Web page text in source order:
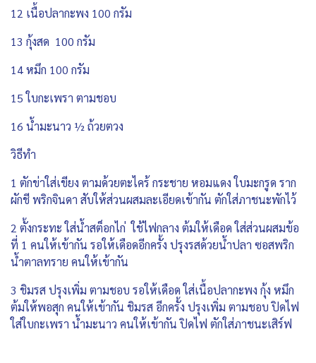
12 เนื้อปลากะพง 100 กรัม
13 กุ้งสด 100 กรัม
14 หมึก 100 กรัม
15 ใบกะเพรา ตามชอบ
16 น้ำมะนาว ½ ถ้วยตวง
วิธีทำ
1 ตักข่าใส่เขียง ตามด้วยตะไคร้ กระชาย หอมแดง ใบมะกรูด ราก
ผักชี พริกจินดา สับให้ส่วนผสมละเอียดเข้ากัน ตักใส่ภาชนะพักไว้
2 ตั้งกระทะ ใส่น้ำสต็อกไก่ ใช้ไฟกลาง ต้มให้เดือด ใส่ส่วนผสมข้อ
ที่ 1 คนให้เข้ากัน รอให้เดือดอีกครั้ง ปรุงรสด้วยน้ำปลา ซอสพริก
น้ำตาลทราย คนให้เข้ากัน
3 ชิมรส ปรุงเพิ่ม ตามชอบ รอให้เดือด ใส่เนื้อปลากะพง กุ้ง หมึก
ต้มให้พอสุก คนให้เข้ากัน ชิมรส อีกครั้ง ปรุงเพิ่ม ตามชอบ ปิดไฟ
ใส่ใบกะเพรา น้ำมะนาว คนให้เข้ากัน ปิดไฟ ตักใส่ภาชนะเสิร์ฟ